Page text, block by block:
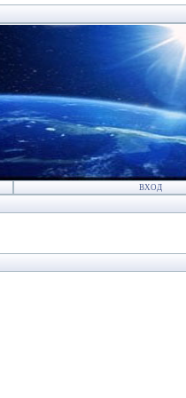
ВХОД